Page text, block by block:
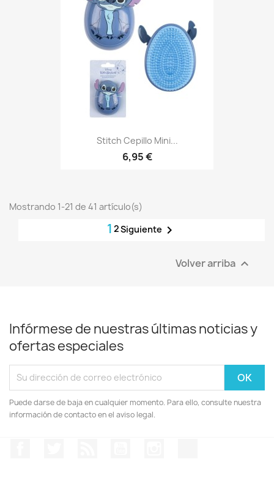
Stitch Cepillo Mini...
6,95 €
Mostrando 1-21 de 41 artículo(s)
1 2Siguiente 
Volver arriba 
Infórmese de nuestras últimas noticias y
ofertas especiales
Puede darse de baja en cualquier momento. Para ello, consulte nuestra
información de contacto en el aviso legal.